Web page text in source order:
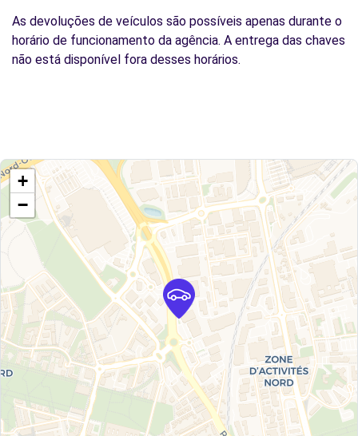
As devoluções de veículos são possíveis apenas durante o
horário de funcionamento da agência. A entrega das chaves
não está disponível fora desses horários.
+
−